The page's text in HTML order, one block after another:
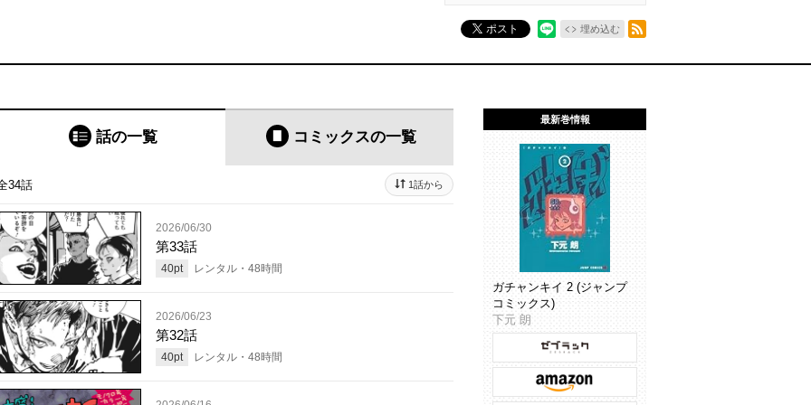
ポスト 埋め込む
話の一覧 コミックスの一覧
34話 1話から
2026/06/30
第33話
40pt レンタル・ 48時間
2026/06/23
第32話
40pt レンタル・ 48時間
最新巻情報
ガチャンキイ 2 (ジャンプ
コミックス)
下元 朗